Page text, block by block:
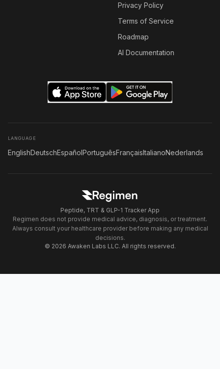
Privacy Policy
Terms of Service
Roadmap
AI Documentation
LANGUAGE
EnglishDeutschEspañolPortuguêsFrançaisItalianoNederlands
Peptide, TRT & GLP-1 Tracker App
Regimen does not provide medical advice, diagnosis, or treatment.
Always consult your healthcare provider before making any medical
decisions.
© 2026 Awaken Labs LLC. All rights reserved.